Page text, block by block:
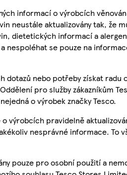
informací o výrobcích
neustále aktualizovány tak, že
dietetických informací a
nespoléhat se pouze na
dotazů nebo potřeby získat radu
pro služby zákazníkům
o výrobek značky Tesco.
výrobcích pravidelně
nesprávné informace. To
pouze pro osobní použití a